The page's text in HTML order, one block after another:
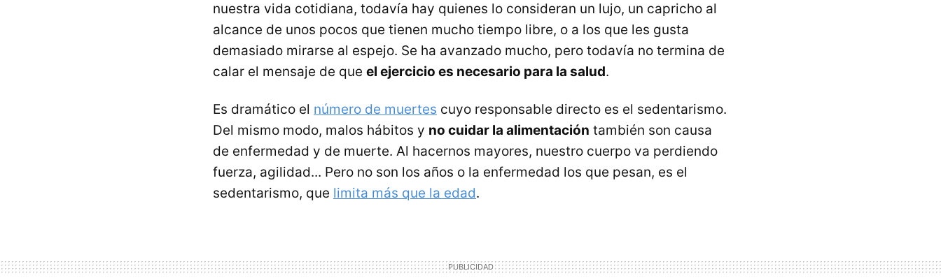
nuestra vida cotidiana, todavía hay quienes lo consideran un lujo, un capricho al
alcance de unos pocos que tienen mucho tiempo libre, o a los que les gusta
demasiado mirarse al espejo. Se ha avanzado mucho, pero todavía no termina de
calar el mensaje de que el ejercicio es necesario para la salud.
Es dramático el número de muertes cuyo responsable directo es el sedentarismo.
Del mismo modo, malos hábitos y no cuidar la alimentación también son causa
de enfermedad y de muerte. Al hacernos mayores, nuestro cuerpo va perdiendo
fuerza, agilidad... Pero no son los años o la enfermedad los que pesan, es el
sedentarismo, que limita más que la edad.